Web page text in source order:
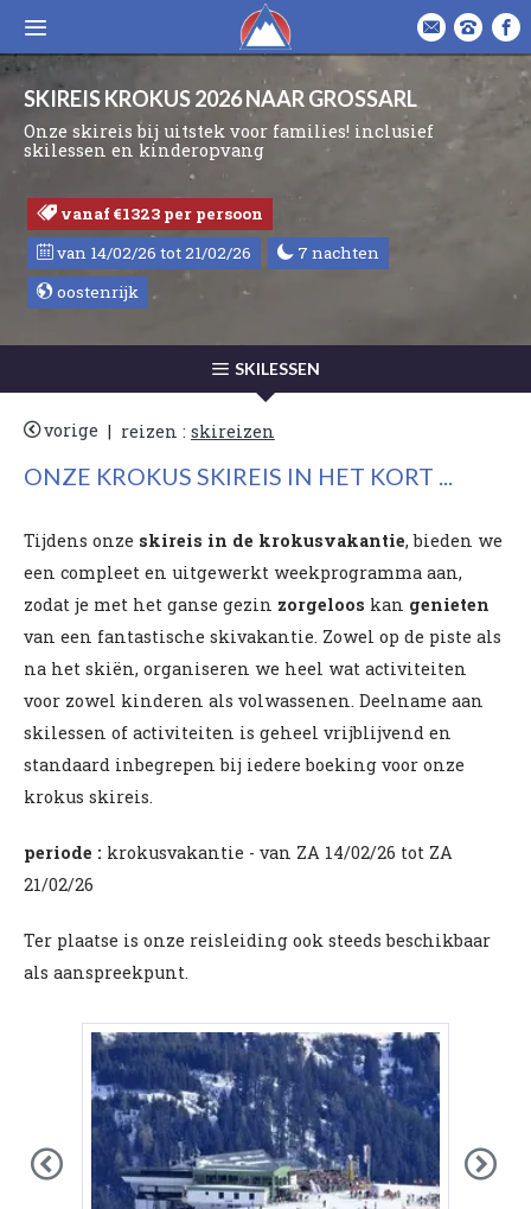
SKIREIS KROKUS 2026 NAAR GROSSARL
Onze skireis bij uitstek voor families! inclusief
skilessen en kinderopvang
vanaf €1323 per persoon
van 14/02/26 tot 21/02/26
7 nachten
oostenrijk
SKILESSEN
vorige | reizen : skireizen
ONZE KROKUS SKIREIS IN HET KORT ...
Tijdens onze skireis in de krokusvakantie, bieden we
een compleet en uitgewerkt weekprogramma aan,
zodat je met het ganse gezin zorgeloos kan genieten
van een fantastische skivakantie. Zowel op de piste als
na het skiën, organiseren we heel wat activiteiten
voor zowel kinderen als volwassenen. Deelname aan
skilessen of activiteiten is geheel vrijblijvend en
standaard inbegrepen bij iedere boeking voor onze
krokus skireis.
periode : krokusvakantie - van ZA 14/02/26 tot ZA
21/02/26
Ter plaatse is onze reisleiding ook steeds beschikbaar
als aanspreekpunt.
Previous